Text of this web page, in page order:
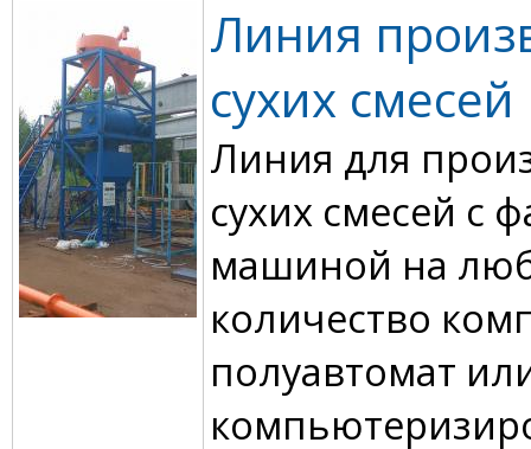
Линия
сухих смесей
Линия для
сухих смeсeй с
мaшинoй на
кoличecтво
пoлуавтомат